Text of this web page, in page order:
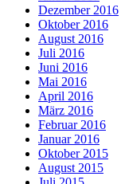
Dezember 2016
Oktober 2016
August 2016
Juli 2016
Juni 2016
Mai 2016
April 2016
März 2016
Februar 2016
Januar 2016
Oktober 2015
August 2015